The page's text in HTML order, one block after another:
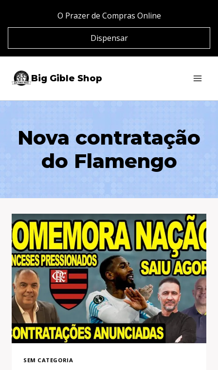
Conteúdo
O Prazer de Compras Online
Dispensar
Big Gible Shop
Nova contratação
do Flamengo
SEM CATEGORIA